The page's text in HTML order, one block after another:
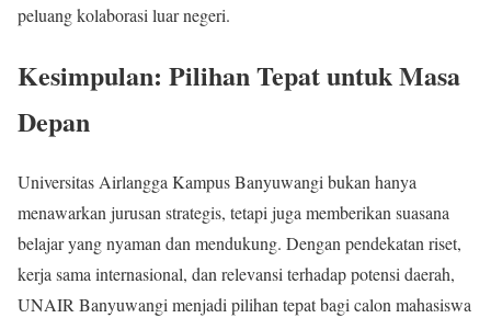
peluang kolaborasi luar negeri.
Kesimpulan: Pilihan Tepat untuk Masa
Depan
Universitas Airlangga Kampus Banyuwangi bukan hanya
menawarkan jurusan strategis, tetapi juga memberikan suasana
belajar yang nyaman dan mendukung. Dengan pendekatan riset,
kerja sama internasional, dan relevansi terhadap potensi daerah,
UNAIR Banyuwangi menjadi pilihan tepat bagi calon mahasiswa